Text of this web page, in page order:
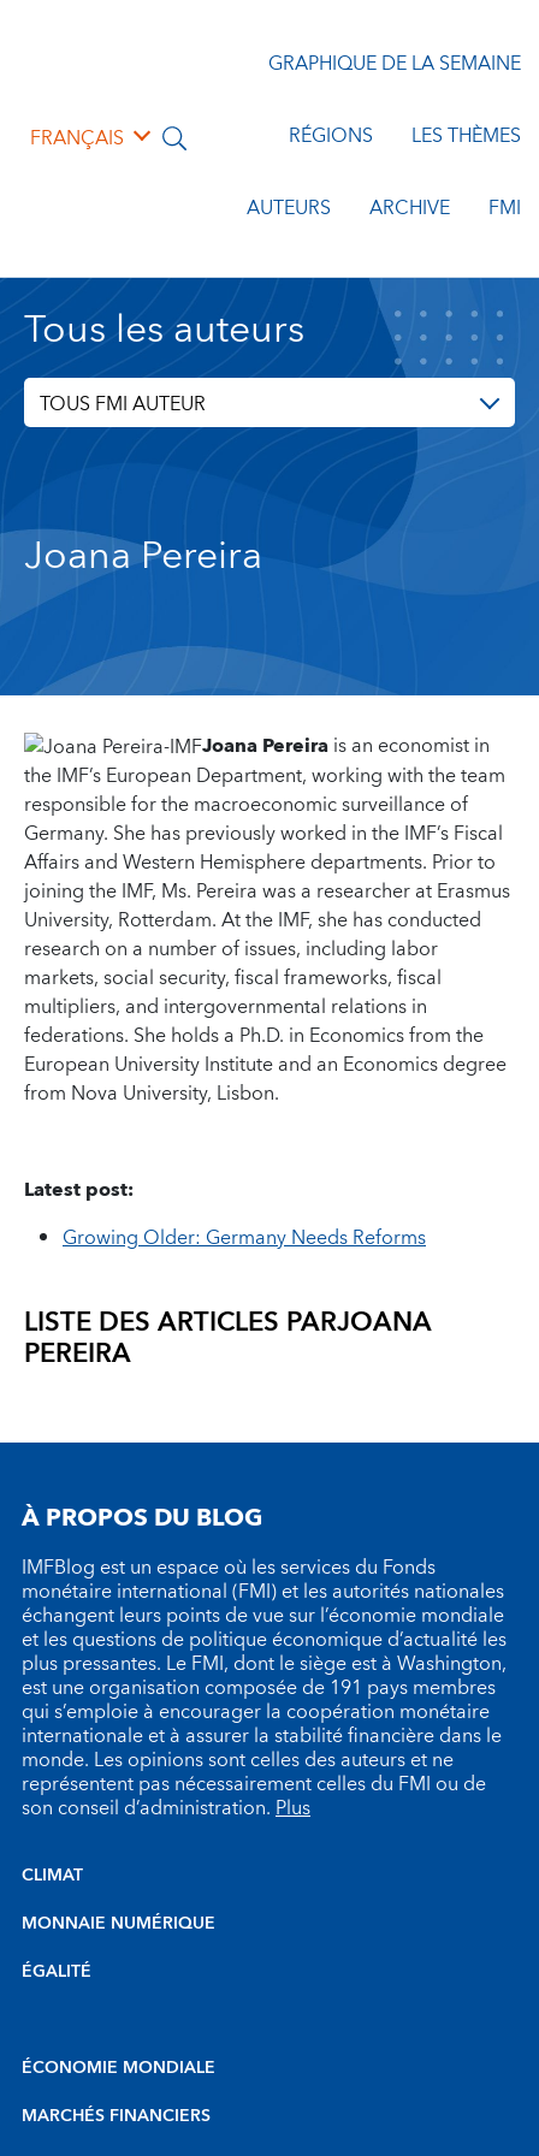
FRANÇAIS
GRAPHIQUE DE LA SEMAINE
RÉGIONS LES THÈMES
AUTEURS ARCHIVE FMI
Tous les auteurs
TOUS FMI AUTEUR
Joana Pereira
Joana Pereirais an economist in
the IMF’s European Department, working with the team
responsible for the macroeconomic surveillance of
Germany. She has previously worked in the IMF’s Fiscal
Affairs and Western Hemisphere departments. Prior to
joining the IMF, Ms. Pereira was a researcher at Erasmus
University, Rotterdam. At the IMF, she has conducted
research on a number of issues, including labor
markets, social security, fiscal frameworks, fiscal
multipliers, and intergovernmental relations in
federations. She holds a Ph.D. in Economics from the
European University Institute and an Economics degree
from Nova University, Lisbon.
Latest post:
Growing Older: Germany Needs Reforms
LISTE DES ARTICLES PARJOANA
PEREIRA
À PROPOS DU BLOG
IMFBlog est un espace où les services du Fonds
monétaire international (FMI) et les autorités nationales
échangent leurs points de vue sur l’économie mondiale
et les questions de politique économique d’actualité les
plus pressantes. Le FMI, dont le siège est à Washington,
est une organisation composée de 191 pays membres
qui s’emploie à encourager la coopération monétaire
internationale et à assurer la stabilité financière dans le
monde. Les opinions sont celles des auteurs et ne
représentent pas nécessairement celles du FMI ou de
son conseil d’administration.Plus
CLIMAT
MONNAIE NUMÉRIQUE
ÉGALITÉ
ÉCONOMIE MONDIALE
MARCHÉS FINANCIERS